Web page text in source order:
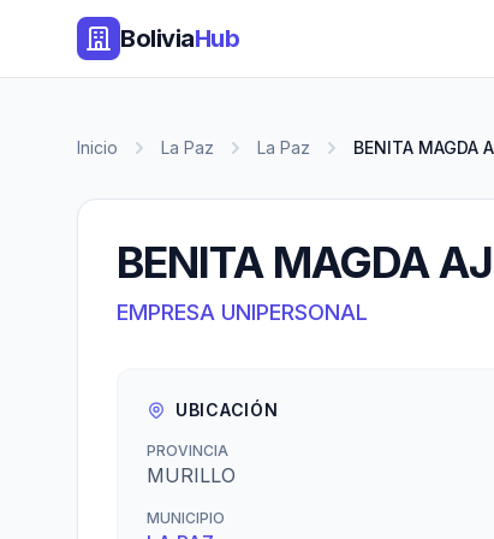
BoliviaHub
Inicio La Paz La Paz BENITA MAGDA
BENITA MAGDA
EMPRESA UNIPERSONAL
UBICACIÓN
PROVINCIA
MURILLO
MUNICIPIO